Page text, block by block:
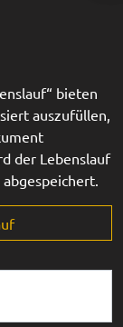
bieten
auszufüllen,
der Lebenslauf